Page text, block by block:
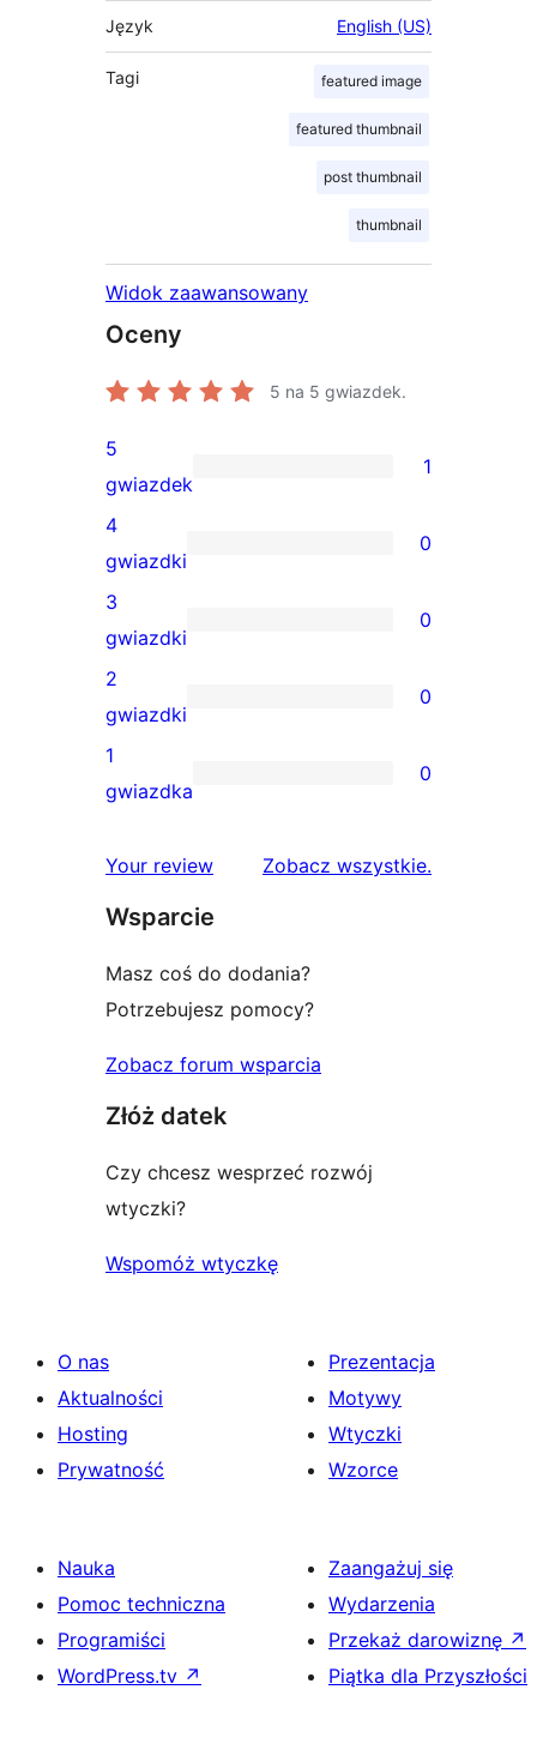
Język English (US)
Tagi featured image
featured thumbnail
post thumbnail
thumbnail
Widok zaawansowany
Oceny
5 na 5 gwiazdek.
1
recenzja
5-
gwiazdkowa
5
gwiazdek
1
0
recenzji
4-
gwiazdkowych
4
gwiazdki
0
0
recenzji
3-
gwiazdkowych
3
gwiazdki
0
0
recenzji
2-
2
gwiazdki
0
0
1-
1
gwiazdka
0
Your review Zobacz wszystkierecenzje
.
Wsparcie
Masz coś do dodania?
Potrzebujesz pomocy?
Zobacz forum wsparcia
Złóż datek
Czy chcesz wesprzeć rozwój
wtyczki?
Wspomóż wtyczkę
O nas
Aktualności
Hosting
Prywatność
Prezentacja
Motywy
Wtyczki
Wzorce
Nauka
Pomoc techniczna
Programiści
WordPress.tv ↗
Zaangażuj się
Wydarzenia
Przekaż darowiznę ↗
Piątka dla Przyszłości